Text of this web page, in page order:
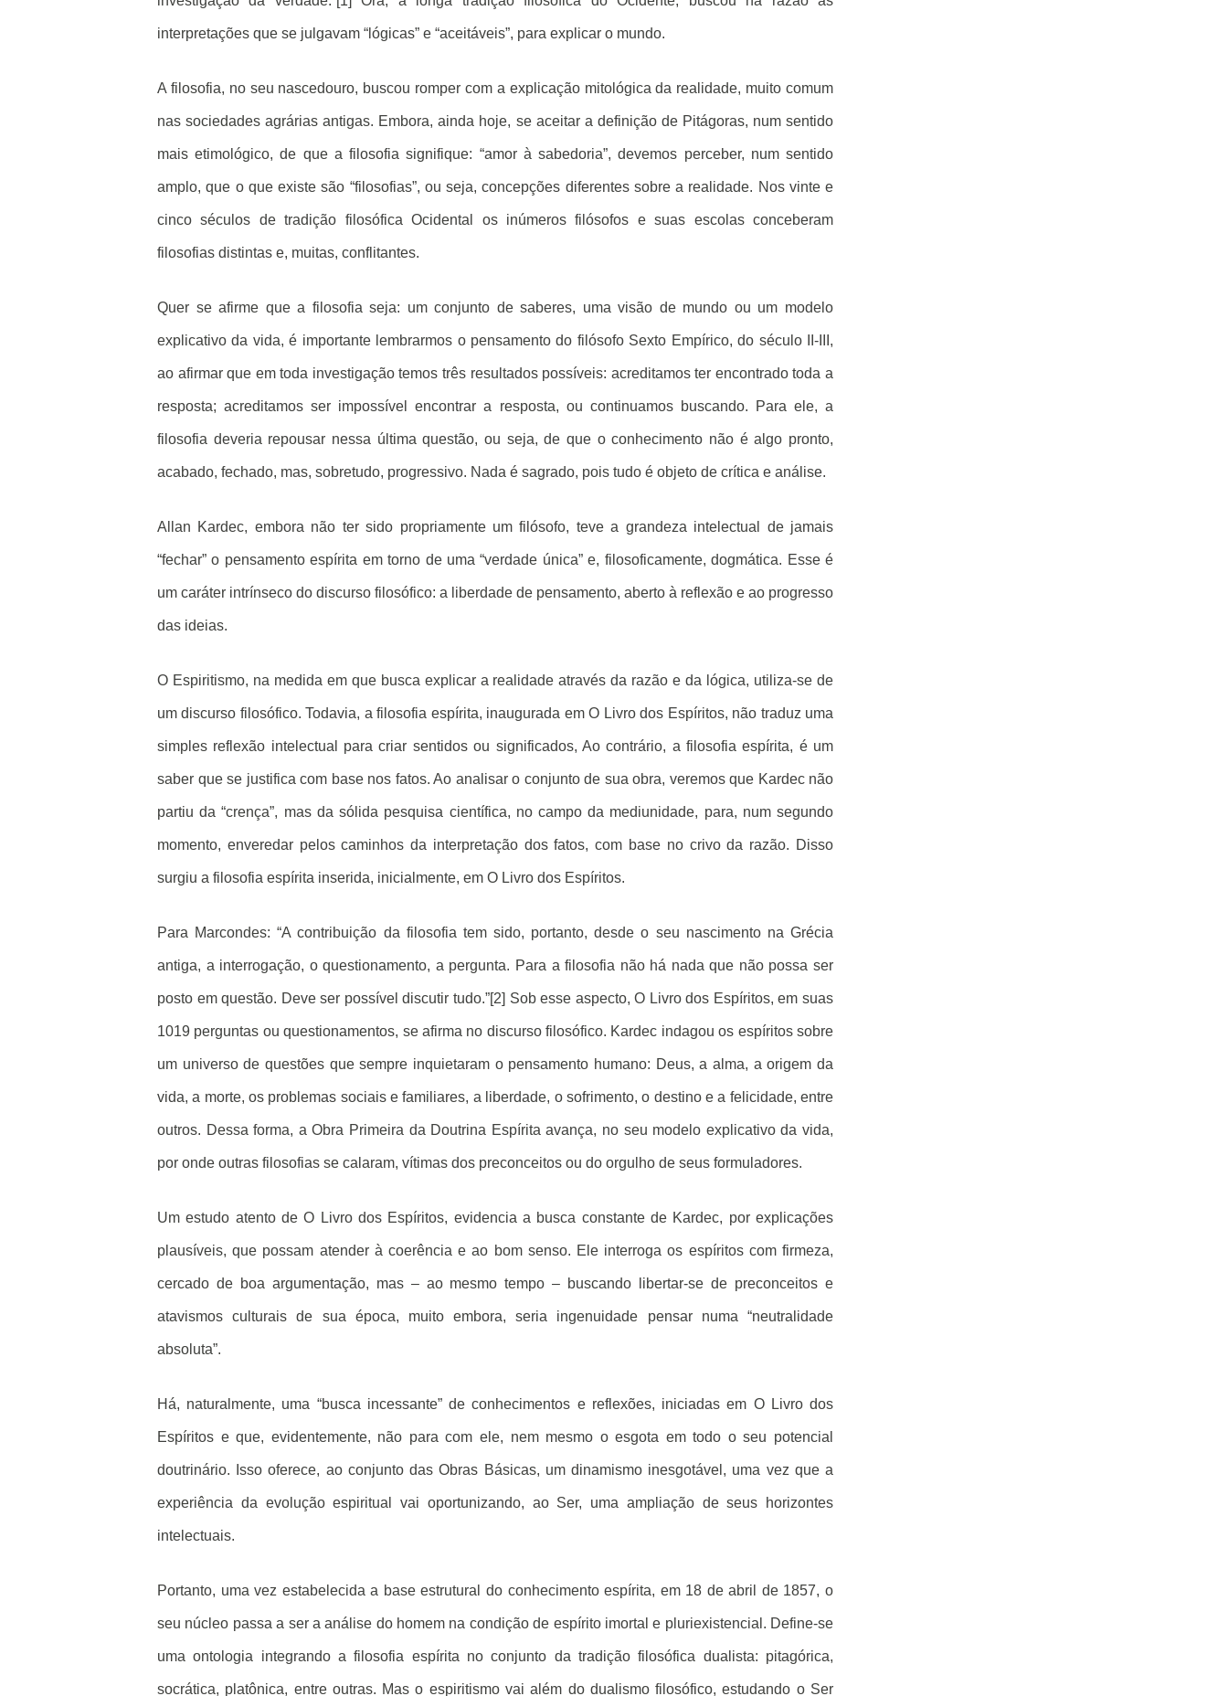
interpretações que se julgavam “lógicas” e “aceitáveis”, para explicar o mundo.
A filosofia, no seu nascedouro, buscou romper com a explicação mitológica da realidade, muito comum
nas sociedades agrárias antigas. Embora, ainda hoje, se aceitar a definição de Pitágoras, num sentido
mais etimológico, de que a filosofia signifique: “amor à sabedoria”, devemos perceber, num sentido
amplo, que o que existe são “filosofias”, ou seja, concepções diferentes sobre a realidade. Nos vinte e
cinco séculos de tradição filosófica Ocidental os inúmeros filósofos e suas escolas conceberam
filosofias distintas e, muitas, conflitantes.
Quer se afirme que a filosofia seja: um conjunto de saberes, uma visão de mundo ou um modelo
explicativo da vida, é importante lembrarmos o pensamento do filósofo Sexto Empírico, do século II-III,
ao afirmar que em toda investigação temos três resultados possíveis: acreditamos ter encontrado toda a
resposta; acreditamos ser impossível encontrar a resposta, ou continuamos buscando. Para ele, a
filosofia deveria repousar nessa última questão, ou seja, de que o conhecimento não é algo pronto,
acabado, fechado, mas, sobretudo, progressivo. Nada é sagrado, pois tudo é objeto de crítica e análise.
Allan Kardec, embora não ter sido propriamente um filósofo, teve a grandeza intelectual de jamais
“fechar” o pensamento espírita em torno de uma “verdade única” e, filosoficamente, dogmática. Esse é
um caráter intrínseco do discurso filosófico: a liberdade de pensamento, aberto à reflexão e ao progresso
das ideias.
O Espiritismo, na medida em que busca explicar a realidade através da razão e da lógica, utiliza-se de
um discurso filosófico. Todavia, a filosofia espírita, inaugurada em O Livro dos Espíritos, não traduz uma
simples reflexão intelectual para criar sentidos ou significados, Ao contrário, a filosofia espírita, é um
saber que se justifica com base nos fatos. Ao analisar o conjunto de sua obra, veremos que Kardec não
partiu da “crença”, mas da sólida pesquisa científica, no campo da mediunidade, para, num segundo
momento, enveredar pelos caminhos da interpretação dos fatos, com base no crivo da razão. Disso
surgiu a filosofia espírita inserida, inicialmente, em O Livro dos Espíritos.
Para Marcondes: “A contribuição da filosofia tem sido, portanto, desde o seu nascimento na Grécia
antiga, a interrogação, o questionamento, a pergunta. Para a filosofia não há nada que não possa ser
posto em questão. Deve ser possível discutir tudo.”[2] Sob esse aspecto, O Livro dos Espíritos, em suas
1019 perguntas ou questionamentos, se afirma no discurso filosófico. Kardec indagou os espíritos sobre
um universo de questões que sempre inquietaram o pensamento humano: Deus, a alma, a origem da
vida, a morte, os problemas sociais e familiares, a liberdade, o sofrimento, o destino e a felicidade, entre
outros. Dessa forma, a Obra Primeira da Doutrina Espírita avança, no seu modelo explicativo da vida,
por onde outras filosofias se calaram, vítimas dos preconceitos ou do orgulho de seus formuladores.
Um estudo atento de O Livro dos Espíritos, evidencia a busca constante de Kardec, por explicações
plausíveis, que possam atender à coerência e ao bom senso. Ele interroga os espíritos com firmeza,
cercado de boa argumentação, mas – ao mesmo tempo – buscando libertar-se de preconceitos e
atavismos culturais de sua época, muito embora, seria ingenuidade pensar numa “neutralidade
absoluta”.
Há, naturalmente, uma “busca incessante” de conhecimentos e reflexões, iniciadas em O Livro dos
Espíritos e que, evidentemente, não para com ele, nem mesmo o esgota em todo o seu potencial
doutrinário. Isso oferece, ao conjunto das Obras Básicas, um dinamismo inesgotável, uma vez que a
experiência da evolução espiritual vai oportunizando, ao Ser, uma ampliação de seus horizontes
intelectuais.
Portanto, uma vez estabelecida a base estrutural do conhecimento espírita, em 18 de abril de 1857, o
seu núcleo passa a ser a análise do homem na condição de espírito imortal e pluriexistencial. Define-se
uma ontologia integrando a filosofia espírita no conjunto da tradição filosófica dualista: pitagórica,
socrática, platônica, entre outras. Mas o espiritismo vai além do dualismo filosófico, estudando o Ser